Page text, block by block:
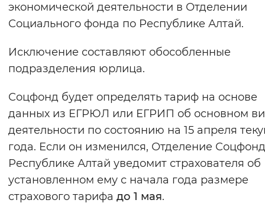
экономической деятельности в Отделении
Социального фонда по Республике Алтай.
Исключение составляют обособленные
подразделения юрлица.
Соцфонд будет определять тариф на основе
данных из ЕГРЮЛ или ЕГРИП об основном
деятельности по состоянию на 15 апреля
года. Если он изменился, Отделение
Республике Алтай уведомит страхователя об
установленном ему с начала года размере
страхового тарифа до 1 мая.